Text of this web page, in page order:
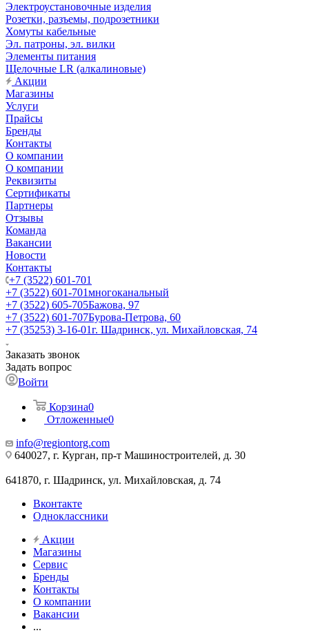
Электроустановочные изделия
Розетки, разъемы, подрозетники
Хомуты кабельные
Эл. патроны, эл. вилки
Элементы питания
Щелочные LR (алкалиновые)
Акции
Магазины
Услуги
Прайсы
Бренды
Контакты
О компании
О компании
Реквизиты
Сертификаты
Партнеры
Отзывы
Команда
Вакансии
Новости
Контакты
+7 (3522) 601-701
+7 (3522) 601-701многоканальный
+7 (3522) 605-705Бажова, 97
+7 (3522) 601-707Бурова-Петрова, 60
+7 (35253) 3-16-01г. Шадринск, ул. Михайловская, 74
Заказать звонок
Задать вопрос
Войти
Корзина0
Отложенные0
info@regiontorg.com
640027, г. Курган, пр-т Машиностроителей, д. 30
641870, г. Шадринск, ул. Михайловская, д. 74
Вконтакте
Одноклассники
Акции
Магазины
Сервис
Бренды
Контакты
О компании
Вакансии
...